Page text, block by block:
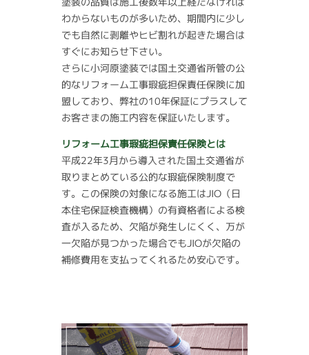
わからないものが多いため、期間内に少し
でも自然に剥離やヒビ割れが起きた場合は
すぐにお知らせ下さい。
さらに小河原塗装では国土交通省所管の公
的なリフォーム工事瑕疵担保責任保険に加
盟しており、弊社の10年保証にプラスして
お客さまの施工内容を保証いたします。
リフォーム工事瑕疵担保責任保険とは
平成22年3月から導入された国土交通省が
取りまとめている公的な瑕疵保険制度で
す。この保険の対象になる施工はJIO（日
本住宅保証検査機構）の有資格者による検
査が入るため、欠陥が発生しにくく、万が
一欠陥が見つかった場合でもJIOが欠陥の
補修費用を支払ってくれるため安心です。